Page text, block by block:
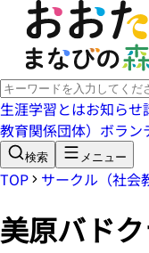
生涯学習とはお知らせ
教育関係団体） ボラン
検索 メニュー
TOP サークル（社会
美原バド